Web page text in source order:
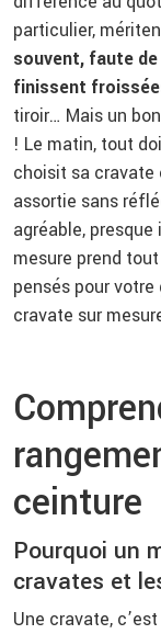
particulier,
souvent, faute
finissent
tiroir… Mais un
! Le matin, tout
choisit sa cravate
assortie sans
agréable,
mesure prend
pensés pour
cravate sur
ceinture
Pourquoi un
cravates et
Une cravate,